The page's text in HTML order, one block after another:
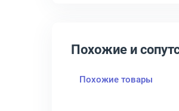
Похожие и
Похожие товары